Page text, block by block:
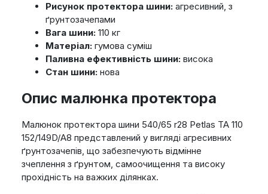
Рисунок протектора шини:агресивний, з
ґрунтозачепами
Вага шини:110 кг
Матеріал:гумова суміш
Паливна ефективність шини:висока
Стан шини:нова
Опис малюнка протектора
Малюнок протектора шини 540/65 r28 Petlas TA 110
152/149D/A8 представлений у вигляді агресивних
ґрунтозачепів, що забезпечують відмінне
зчеплення з ґрунтом, самоочищення та високу
прохідність на важких ділянках.